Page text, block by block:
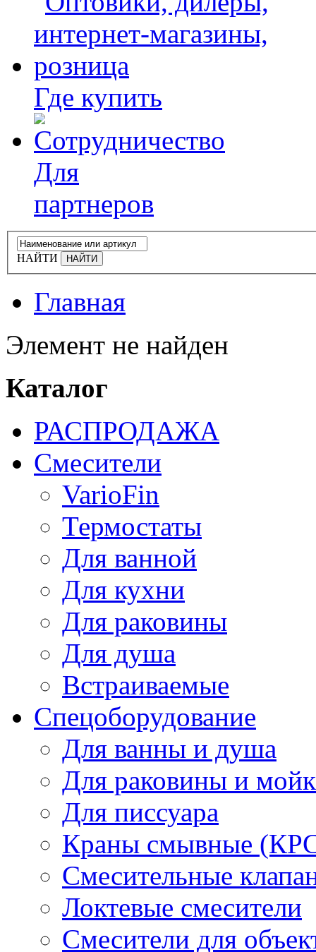
Где купить
Для
партнеров
НАЙТИ
Главная
Элемент не найден
Каталог
РАСПРОДАЖА
Смесители
VarioFin
Термостаты
Для ванной
Для кухни
Для раковины
Для душа
Встраиваемые
Спецоборудование
Для ванны и душа
Для раковины и
Для писсуара
Краны смывные
Смесительные
Локтевые смесители
Смесители для